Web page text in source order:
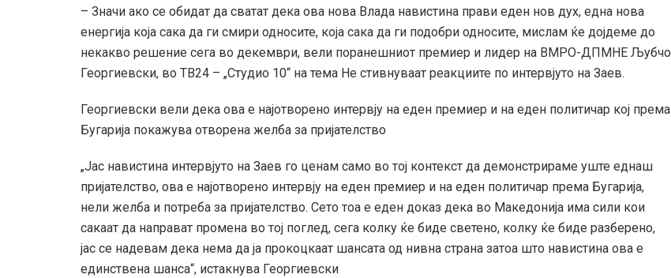
– Значи ако се обидат да сватат дека ова нова Влада навистина прави еден нов дух, една нова
енергија која сака да ги смири односите, која сака да ги подобри односите, мислам ќе дојдеме до
некакво решение сега во декември, вели поранешниот премиер и лидер на ВМРО-ДПМНЕ Љубчо
Георгиевски, во ТВ24 – „Студио 10“ на тема Не стивнуваат реакциите по интервјуто на Заев.
Георгиевски вели дека ова е најотворено интервју на еден премиер и на еден политичар кој према
Бугарија покажува отворена желба за пријателство
„Јас навистина интервјуто на Заев го ценам само во тој контекст да демонстрираме уште еднаш
пријателство, ова е најотворено интервју на еден премиер и на еден политичар према Бугарија,
нели желба и потреба за пријателство. Сето тоа е еден доказ дека во Македонија има сили кои
сакаат да направат промена во тој поглед, сега колку ќе биде светено, колку ќе биде разберено,
јас се надевам дека нема да ја прокоцкаат шансата од нивна страна затоа што навистина ова е
единствена шанса“, истакнува Георгиевски